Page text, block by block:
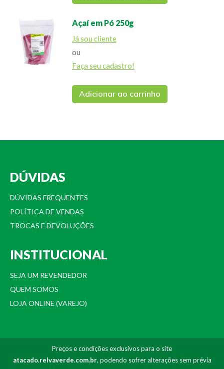
Açaí em Pó 250g
Já sou cliente
ou
Faça seu cadastro!
Adicionar ao carrinho
DÚVIDAS
DÚVIDAS FREQUENTES
POLÍTICA DE VENDAS
TROCAS E DEVOLUÇÕES
INSTITUCIONAL
SEJA UM REVENDEDOR
QUEM SOMOS
LOJA ONLINE (VAREJO)
Preços e condições exclusivos para o site
atacado.relvaverde.com.br, podendo sofrer alterações sem prévia